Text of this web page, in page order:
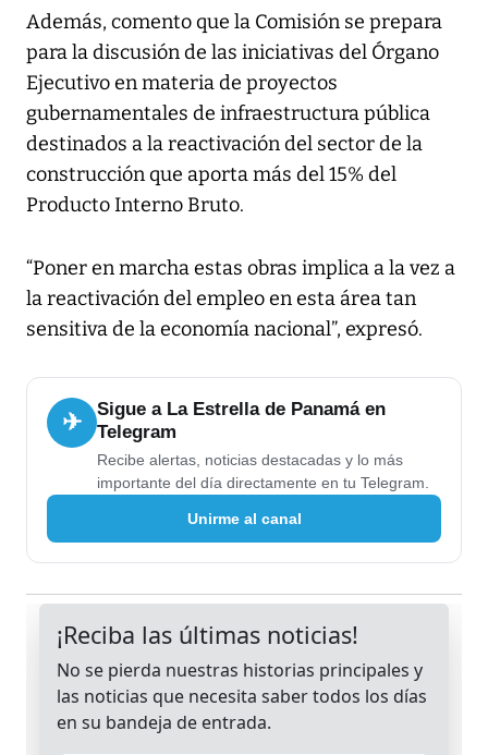
Además, comento que la Comisión se prepara
para la discusión de las iniciativas del Órgano
Ejecutivo en materia de proyectos
gubernamentales de infraestructura pública
destinados a la reactivación del sector de la
construcción que aporta más del 15% del
Producto Interno Bruto.
“Poner en marcha estas obras implica a la vez a
la reactivación del empleo en esta área tan
sensitiva de la economía nacional”, expresó.
✈
Sigue a La Estrella de Panamá en
Telegram
Recibe alertas, noticias destacadas y lo más
importante del día directamente en tu Telegram.
Unirme al canal